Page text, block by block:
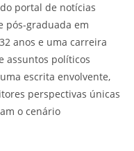
portal de notícias
pós-graduada em
anos e uma carreira
assuntos políticos
escrita envolvente,
perspectivas únicas
o cenário